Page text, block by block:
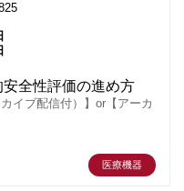
全性評価の進め方
イブ配信付）】or【アーカ
医療機器